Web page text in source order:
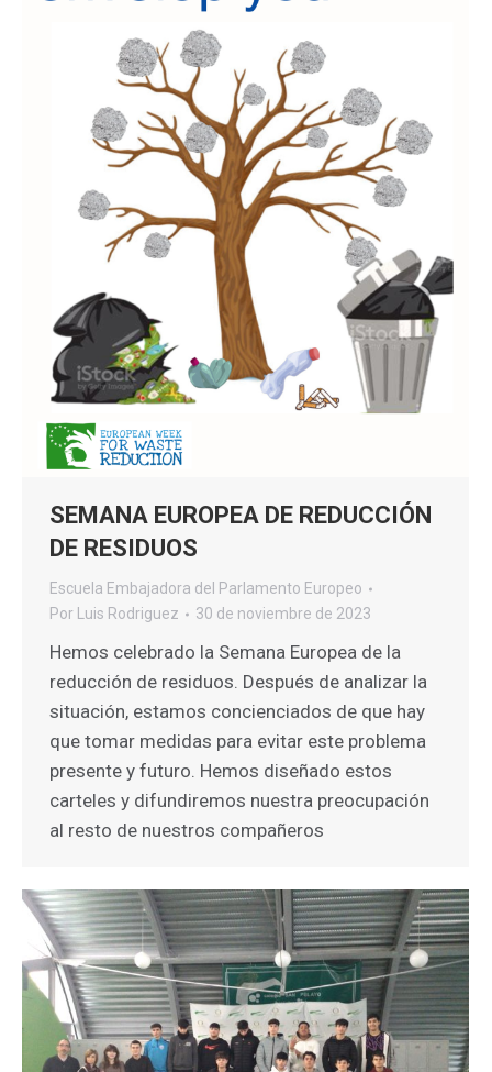
SEMANA EUROPEA DE REDUCCIÓN
DE RESIDUOS
Escuela Embajadora del Parlamento Europeo
Por Luis Rodriguez 30 de noviembre de 2023
Hemos celebrado la Semana Europea de la
reducción de residuos. Después de analizar la
situación, estamos concienciados de que hay
que tomar medidas para evitar este problema
presente y futuro. Hemos diseñado estos
carteles y difundiremos nuestra preocupación
al resto de nuestros compañeros